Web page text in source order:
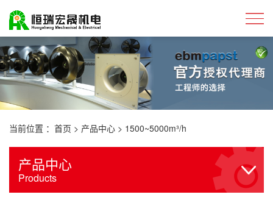
当前位置 ： 首页 > 产品中心 > 1500~5000m³/h
产品中心
Products